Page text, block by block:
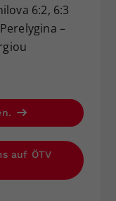
6:2, 6:3
–
auf ÖTV